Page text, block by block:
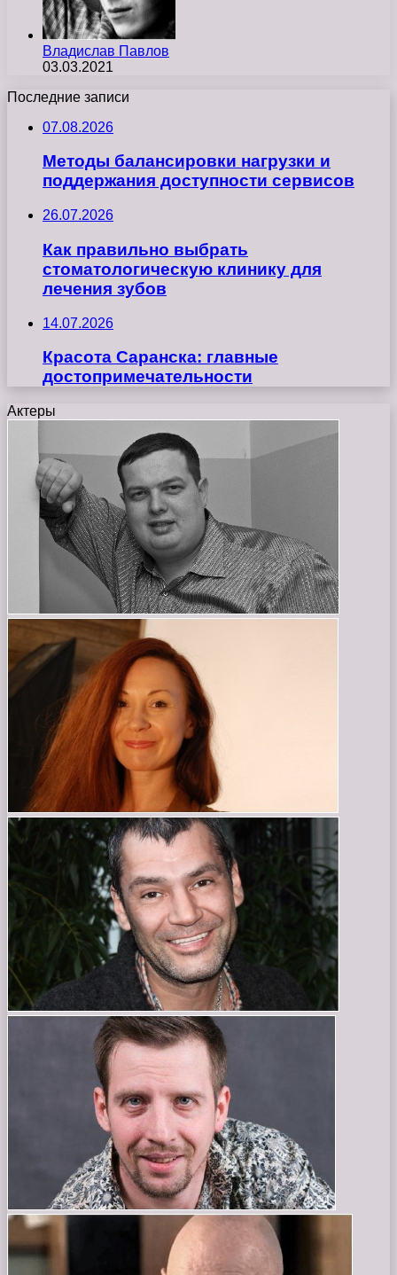
Владислав Павлов
03.03.2021
Последние записи
07.08.2026
Методы балансировки нагрузки и
поддержания доступности сервисов
26.07.2026
Как правильно выбрать
стоматологическую клинику для
лечения зубов
14.07.2026
Красота Саранска: главные
достопримечательности
Актеры